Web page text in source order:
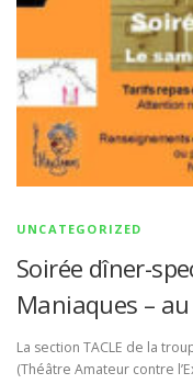
UNCATEGORIZED
Soirée dîner-
Maniaques –
La section TACLE de la
(Théâtre Amateur contre